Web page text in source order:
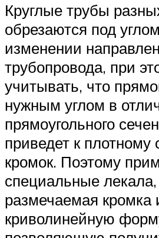
Круглые трубы
обрезаются под
изменении
трубопровода, при
учитывать, что
нужным углом в
прямоугольного
приведет к
кромок. Поэтому
специальные
размечаемая кромка
криволинейную